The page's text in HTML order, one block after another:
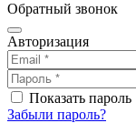
Обратный звонок
Авторизация
Показать пароль
Забыли пароль?